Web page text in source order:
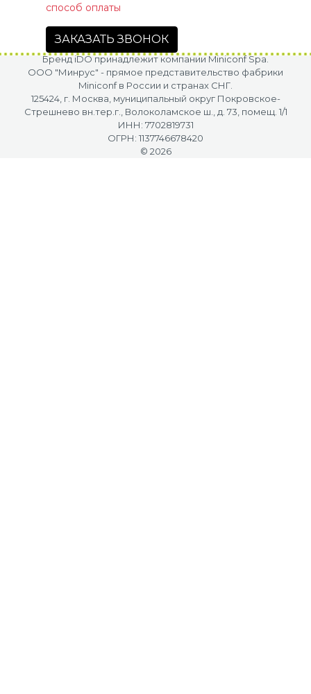
способ оплаты
ЗАКАЗАТЬ ЗВОНОК
Бренд iDO принадлежит компании Miniconf Spa.
OOO "Минрус" - прямое представительство фабрики
Miniconf в России и странах СНГ.
125424, г. Москва, муниципальный округ Покровское-
Стрешнево вн.тер.г., Волоколамское ш., д. 73, помещ. 1/1
ИНН: 7702819731
ОГРН: 1137746678420
© 2026